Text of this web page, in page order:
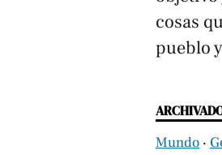
cosas
pueblo
Mundo ‧